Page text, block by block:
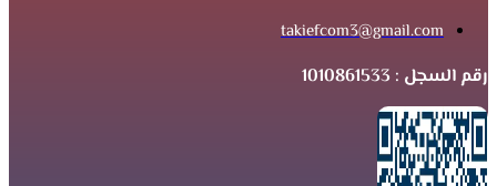
takiefcom3@gmail.com
رقم السجل : 1010861533